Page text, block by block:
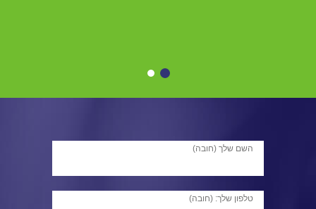
השם שלך (חובה)
טלפון שלך: (חובה)